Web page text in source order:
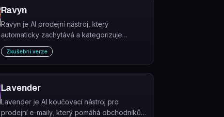
Ravyn
Ravyn je AI prodejní nástroj, který
automaticky zachytává a kategorizuje
klientské poznatky z textových poznámek a
buduje z nich profily zákazníků.
Zkušební verze
Lavender
Lavender je AI koučovací nástroj pro
prodejní e-maily, který pomáhá obchodníkům